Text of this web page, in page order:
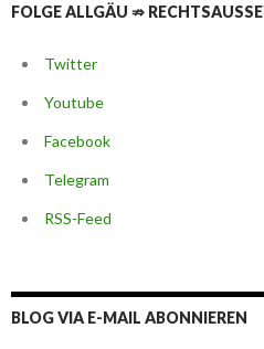
FOLGE ALLGÄU ⇏ RECHTSAUSSEN
Twitter
Youtube
Facebook
Telegram
RSS-Feed
BLOG VIA E-MAIL ABONNIEREN